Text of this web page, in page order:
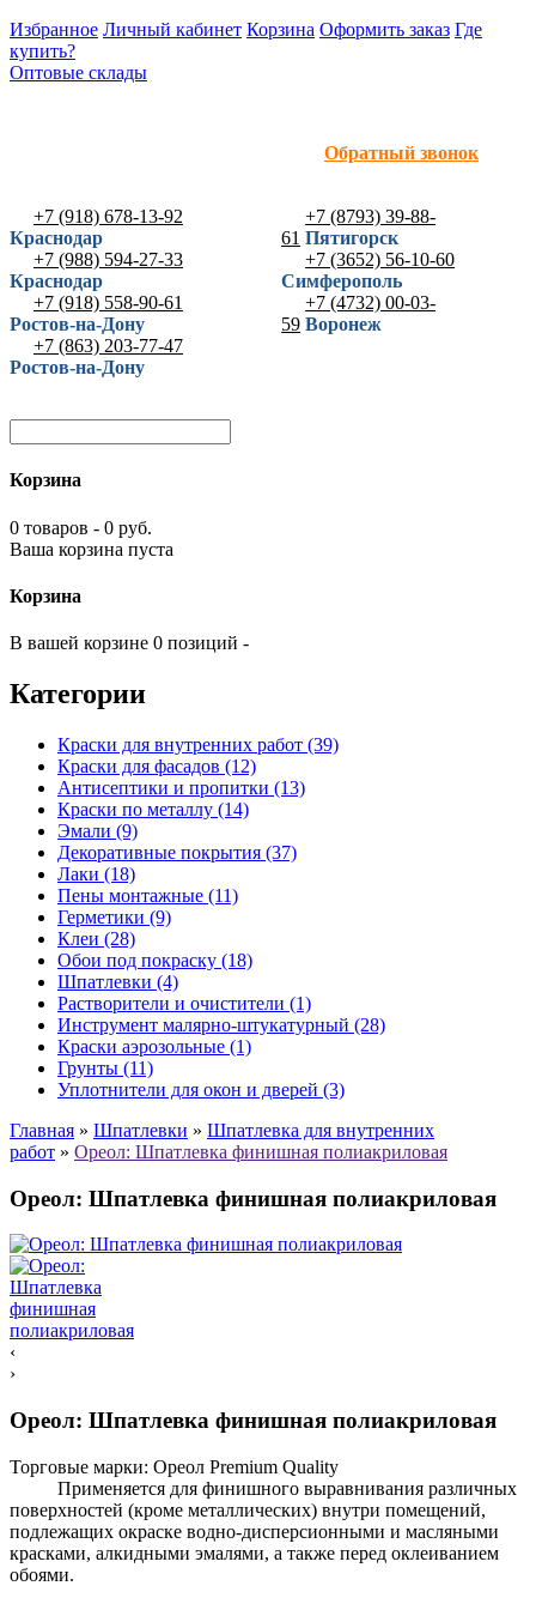
Избранное Личный кабинет Корзина Оформить заказ Где
купить?
Оптовые склады
Обратный звонок
+7 (918) 678-13-92
Краснодар
+7 (988) 594-27-33
Краснодар
+7 (918) 558-90-61
Ростов-на-Дону
+7 (863) 203-77-47
Ростов-на-Дону
+7 (8793) 39-88-
61 Пятигорск
+7 (3652) 56-10-60
Симферополь
+7 (4732) 00-03-
59 Воронеж
Корзина
0 товаров - 0 руб.
Ваша корзина пуста
Корзина
В вашей корзине 0 позиций -
Категории
Краски для внутренних работ (39)
Краски для фасадов (12)
Антисептики и пропитки (13)
Краски по металлу (14)
Эмали (9)
Декоративные покрытия (37)
Лаки (18)
Пены монтажные (11)
Герметики (9)
Клеи (28)
Обои под покраску (18)
Шпатлевки (4)
Растворители и очистители (1)
Инструмент малярно-штукатурный (28)
Краски аэрозольные (1)
Грунты (11)
Уплотнители для окон и дверей (3)
Главная » Шпатлевки » Шпатлевка для внутренних
работ » Ореол: Шпатлевка финишная полиакриловая
Ореол: Шпатлевка финишная полиакриловая
‹
›
Ореол: Шпатлевка финишная полиакриловая
Торговые марки: Ореол Premium Quality
Применяется для финишного выравнивания различных
поверхностей (кроме металлических) внутри помещений,
подлежащих окраске водно-дисперсионными и масляными
красками, алкидными эмалями, а также перед оклеиванием
обоями.